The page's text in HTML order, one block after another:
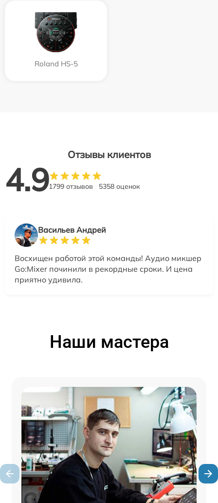
Roland HS-5
Отзывы клиентов
4.91799 отзывов 5358 оценок
Васильев Андрей
Восхищен работой этой команды! Аудио микшер
Go:Mixer починили в рекордные сроки. И цена
приятно удивила.
Наши мастера